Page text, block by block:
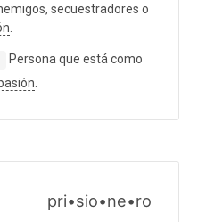
secuestradores o
Persona que está como
pri•sio•ne•ro